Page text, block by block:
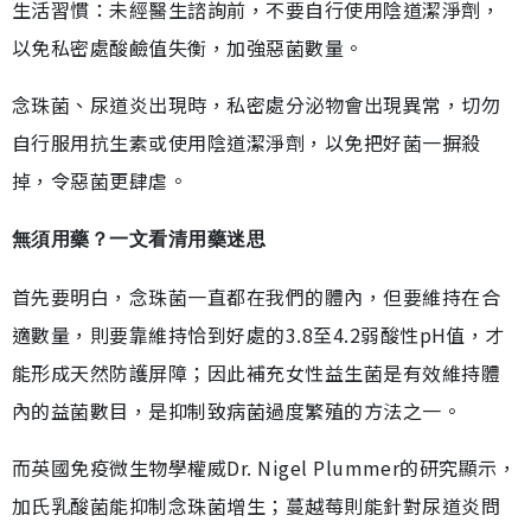
生活習慣：未經醫生諮詢前，不要自行使用陰道潔淨劑，
以免私密處酸鹼值失衡，加強惡菌數量。
念珠菌、尿道炎出現時，私密處分泌物會出現異常，切勿
自行服用抗生素或使用陰道潔淨劑，以免把好菌一摒殺
掉，令惡菌更肆虐。
無須用藥？一文看清用藥迷思
首先要明白，念珠菌一直都在我們的體內，但要維持在合
適數量，則要靠維持恰到好處的3.8至4.2弱酸性pH值，才
能形成天然防護屏障；因此補充女性益生菌是有效維持體
內的益菌數目，是抑制致病菌過度繁殖的方法之一。
而英國免疫微生物學權威Dr. Nigel Plummer的研究顯示，
加氏乳酸菌能抑制念珠菌增生；蔓越莓則能針對尿道炎問